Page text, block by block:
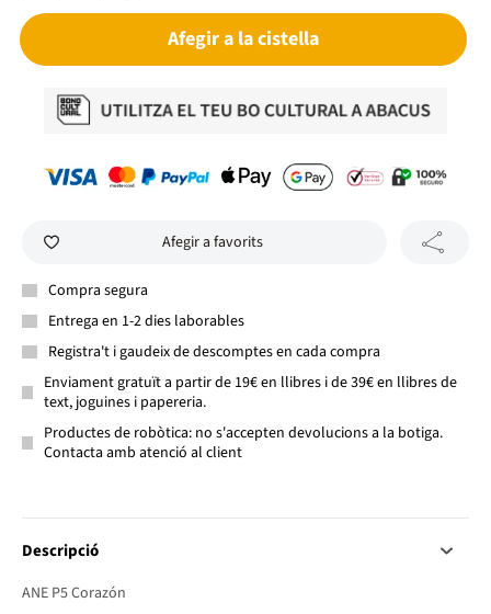
Afegir a la cistella
Afegir a favorits
Compra segura
Entrega en 1-2 dies laborables
Registra't i gaudeix de descomptes en cada compra
Enviament gratuït a partir de 19€ en llibres i de 39€ en llibres de
text, joguines i papereria.
Productes de robòtica: no s'accepten devolucions a la botiga.
Contacta amb atenció al client
Descripció
ANE P5 Corazón